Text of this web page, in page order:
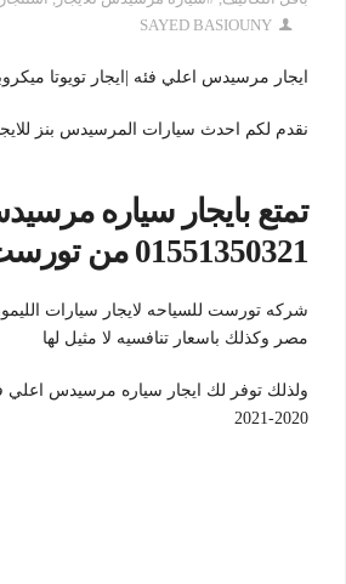
SAYED BASIOUNY
ايجار مرسيدس اعلي فئه |ايجار تويوتا
نقدم لكم احدث سيارات المرسيدس بنز للايجار
تمتع بايجار سياره
01551350321 من تورست للسياحه
شركه تورست للسياحه لايجار سيارات
مصر وكذلك باسعار تنافسيه لا مثيل لها
ولذلك توفر لك ايجار سياره مرسيدس اعلي
2020-2021